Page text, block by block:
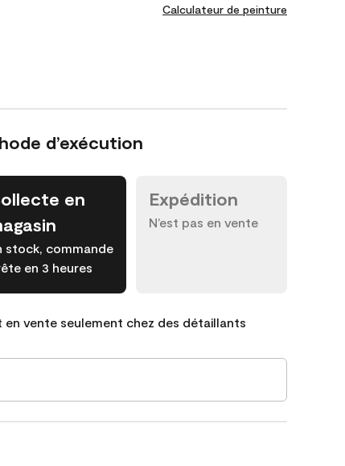
Calculateur de peinture
d’exécution
en
stock, commande
en 3 heures
Expédition
N’est pas en vente
en vente seulement chez des détaillants